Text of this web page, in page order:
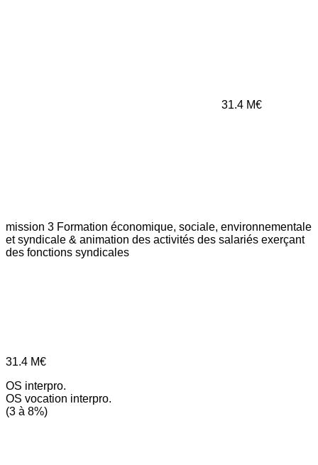
31.4 M€
mission 3 Formation économique, sociale, environnementale
et syndicale & animation des activités des salariés exerçant
des fonctions syndicales
31.4 M€
OS interpro.
OS vocation interpro.
(3 à 8%)